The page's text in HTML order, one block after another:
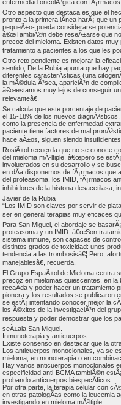
enfermedad oncolÃ³gica con fÃ¡rmacos
Otro aspecto que destaca es que el
pronto a la primera lÃ­nea harÃ¡ que
pequeÃ±o- pueda considerarse
â€œTambiÃ©n debe reseÃ±arse que
precoz del mieloma. Existen datos
tratamiento a pacientes a los que les
Otro reto pendiente es mejorar la
sentido, De la Rubia apunta que hay
diferentes caracterÃ­sticas (una
la mÃ©dula Ã³sea, apariciÃ³n de
â€œestamos muy lejos de conseguir
relevanteâ€.
Se calcula que este porcentaje de
el 15-18% de los nuevos
como la presencia de enfermedad
paciente tiene factores de mal
hace aÃ±os, siguen siendo
RosiÃ±ol recuerda que no se conoce
del mieloma mÃºltiple, â€œpero se
involucrados en su desarrollo y se
en dÃ­a disponemos de fÃ¡rmacos que
del proteasoma, los IMID, fÃ¡rmacos
inhibidores de la histona desacetilasa,
Javier de la Rubia
“Los IMID son claves por servir de
ser en general terapias muy eficaces
Para San Miguel, el abordaje se
proteasoma y un IMID. â€œSon
sistema inmune, son capaces de
distintos grados de toxicidad: unos
tendencia a las trombosisâ€¦ Pero,
manejablesâ€, recuerda.
El Grupo EspaÃ±ol de Mieloma centra
precoz en mielomas quiescentes, en
recaÃ­da y poder hacer un tratamiento
pionera y los resultados se publicaron
se estÃ¡ intentando conocer mejor la
los Ã©xitos de la investigaciÃ³n del
respuesta y poder demostrar que los
seÃ±ala San Miguel.
Inmunoterapia y anticuerpos
Existe consenso en destacar que la
Los anticuerpos monoclonales, ya se
mieloma, en monoterapia o en
Hay varios anticuerpos monoclonales
especificidad anti-BCMA tambiÃ©n
probando anticuerpos biespecÃ­ficos.
Por otra parte, la terapia celular con
en otras patologÃ­as como la leucemia
investigando en mieloma mÃºltiple.